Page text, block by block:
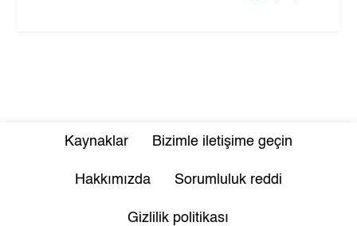
Kaynaklar Bizimle iletişime geçin
Hakkımızda Sorumluluk reddi
Gizlilik politikası